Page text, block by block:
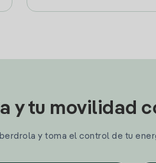
y tu movilidad
y toma el control de tu